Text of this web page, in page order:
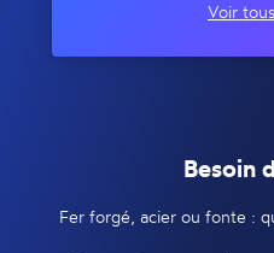
Voir
Besoin
Fer forgé, acier ou fonte :